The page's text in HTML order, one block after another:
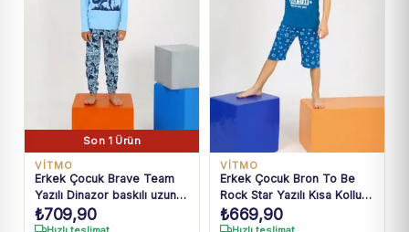
Son 1 Ürün
VİTMO
Erkek Çocuk Brave Team
Yazılı Dinazor baskılı uzun
Kollu Pijama takımı
₺709,90
VİTMO
Erkek Çocuk Bron To Be
Rock Star Yazılı Kısa Kollu
Pijama Takımı
₺669,90